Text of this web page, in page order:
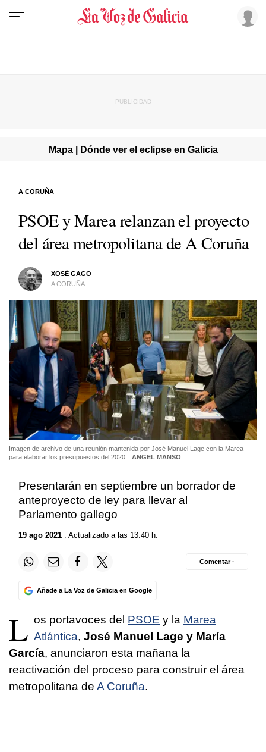
Mapa | Dónde ver el eclipse en Galicia
PSOE y Marea relanzan el proyecto
del área metropolitana de A Coruña
XOSÉ GAGO
A CORUÑA
A CORUÑA
Imagen de archivo de una reunión mantenida por José Manuel Lage con la Marea
para elaborar los presupuestos del 2020
ANGEL MANSO
Presentarán en septiembre un borrador de
anteproyecto de ley para llevar al
Parlamento gallego
19 ago 2021 . Actualizado a las 13:40 h.
Añade a La Voz de Galicia en Google
Comentar ·
L os portavoces del PSOE y la Marea
Atlántica, José Manuel Lage y María
García, anunciaron esta mañana la
reactivación del proceso para construir el área
metropolitana de A Coruña.